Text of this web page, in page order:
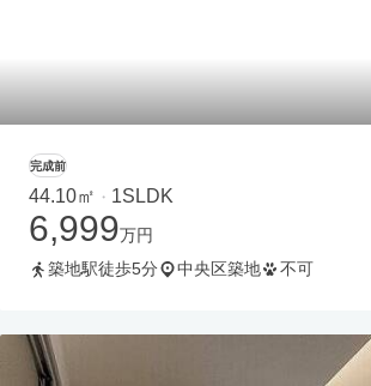
完成前
44.10㎡ ・ 1SLDK
6,999万円
築地駅徒歩5分
中央区築地 不可